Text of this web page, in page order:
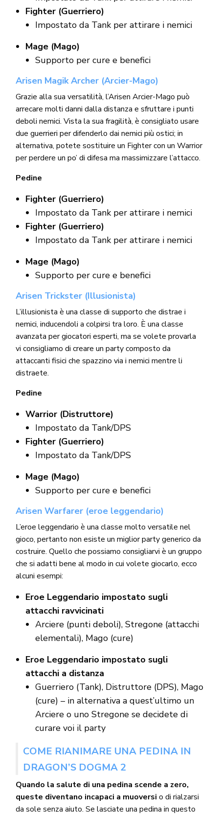
Fighter (Guerriero)
Impostato da Tank per attirare i nemici
Mage (Mago)
Supporto per cure e benefici
Arisen Magik Archer (Arcier-Mago)
Grazie alla sua versatilità, l’Arisen Arcier-Mago può
arrecare molti danni dalla distanza e sfruttare i punti
deboli nemici. Vista la sua fragilità, è consigliato usare
due guerrieri per difenderlo dai nemici più ostici; in
alternativa, potete sostituire un Fighter con un Warrior
per perdere un po’ di difesa ma massimizzare l’attacco.
Pedine
Fighter (Guerriero)
Impostato da Tank per attirare i nemici
Fighter (Guerriero)
Impostato da Tank per attirare i nemici
Mage (Mago)
Supporto per cure e benefici
Arisen Trickster (Illusionista)
L’illusionista è una classe di supporto che distrae i
nemici, inducendoli a colpirsi tra loro. È una classe
avanzata per giocatori esperti, ma se volete provarla
vi consigliamo di creare un party composto da
attaccanti fisici che spazzino via i nemici mentre li
distraete.
Pedine
Warrior (Distruttore)
Impostato da Tank/DPS
Fighter (Guerriero)
Impostato da Tank/DPS
Mage (Mago)
Supporto per cure e benefici
Arisen Warfarer (eroe leggendario)
L’eroe leggendario è una classe molto versatile nel
gioco, pertanto non esiste un miglior party generico da
costruire. Quello che possiamo consigliarvi è un gruppo
che si adatti bene al modo in cui volete giocarlo, ecco
alcuni esempi:
Eroe Leggendario impostato sugli
attacchi ravvicinati
Arciere (punti deboli), Stregone (attacchi
elementali), Mago (cure)
Eroe Leggendario impostato sugli
attacchi a distanza
Guerriero (Tank), Distruttore (DPS), Mago
(cure) – in alternativa a quest’ultimo un
Arciere o uno Stregone se decidete di
curare voi il party
COME RIANIMARE UNA PEDINA IN
DRAGON’S DOGMA 2
Quando la salute di una pedina scende a zero,
queste diventano incapaci a muoversi o di rialzarsi
da sole senza aiuto. Se lasciate una pedina in questo